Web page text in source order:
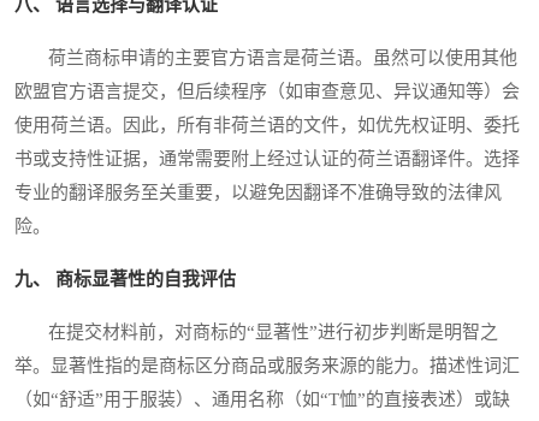
八、 语言选择与翻译认证
荷兰商标申请的主要官方语言是荷兰语。虽然可以使用其他
欧盟官方语言提交，但后续程序（如审查意见、异议通知等）会
使用荷兰语。因此，所有非荷兰语的文件，如优先权证明、委托
书或支持性证据，通常需要附上经过认证的荷兰语翻译件。选择
专业的翻译服务至关重要，以避免因翻译不准确导致的法律风
险。
九、 商标显著性的自我评估
在提交材料前，对商标的“显著性”进行初步判断是明智之
举。显著性指的是商标区分商品或服务来源的能力。描述性词汇
（如“舒适”用于服装）、通用名称（如“T恤”的直接表述）或缺